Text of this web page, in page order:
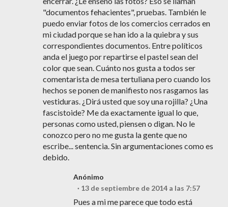
"documentos fehacientes", pruebas. También le
puedo enviar fotos de los comercios cerrados en
mi ciudad porque se han ido a la quiebra y sus
correspondientes documentos. Entre políticos
anda el juego por repartirse el pastel sean del
color que sean. Cuánto nos gusta a todos ser
comentarista de mesa tertuliana pero cuando los
hechos se ponen de manifiesto nos rasgamos las
vestiduras. ¿Dirá usted que soy una rojilla? ¿Una
fascistoide? Me da exactamente igual lo que,
personas como usted, piensen o digan. No le
conozco pero no me gusta la gente que no
escribe... sentencia. Sin argumentaciones como es
debido.
Anónimo
13 de septiembre de 2014 a las 7:57
Pues a mi me parece que todo está